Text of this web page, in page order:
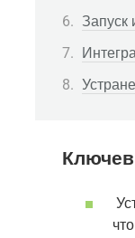
Запуск